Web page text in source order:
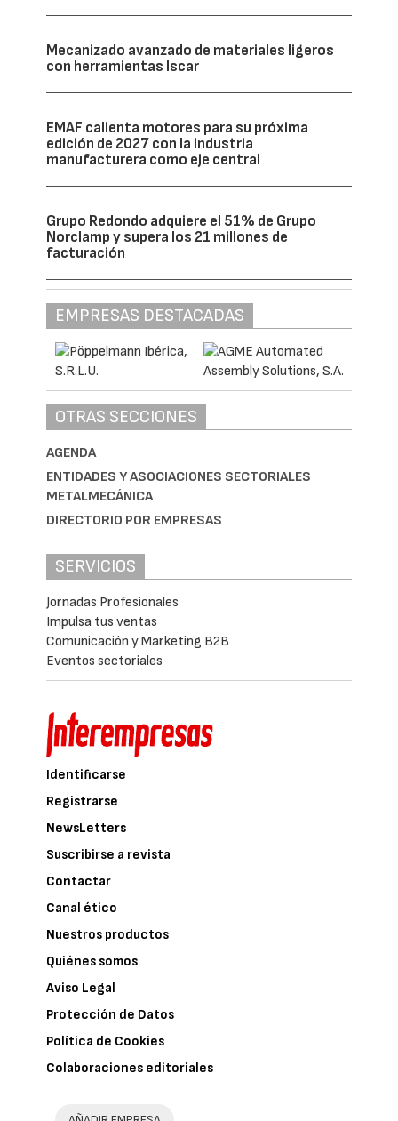
Mecanizado avanzado de materiales ligeros
con herramientas Iscar
EMAF calienta motores para su próxima
edición de 2027 con la industria
manufacturera como eje central
Grupo Redondo adquiere el 51% de Grupo
Norclamp y supera los 21 millones de
facturación
EMPRESAS DESTACADAS
OTRAS SECCIONES
AGENDA
ENTIDADES Y ASOCIACIONES SECTORIALES
METALMECÁNICA
DIRECTORIO POR EMPRESAS
SERVICIOS
Jornadas Profesionales
Impulsa tus ventas
Comunicación y Marketing B2B
Eventos sectoriales
Identificarse
Registrarse
NewsLetters
Suscribirse a revista
Contactar
Canal ético
Nuestros productos
Quiénes somos
Aviso Legal
Protección de Datos
Política de Cookies
Colaboraciones editoriales